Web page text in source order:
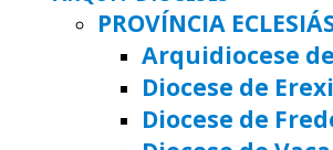
PROVÍNCIA
Arquidiocese
Diocese de
Diocese de